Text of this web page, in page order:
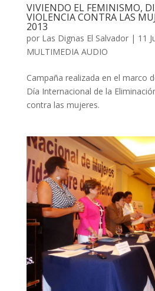
VIVIENDO EL FEMINISMO,
VIOLENCIA CONTRA LAS
2013
por Las Dignas El Salvador| 11
MULTIMEDIA AUDIO
Campaña realizada en el marco
Día Internacional de la
contra las mujeres.